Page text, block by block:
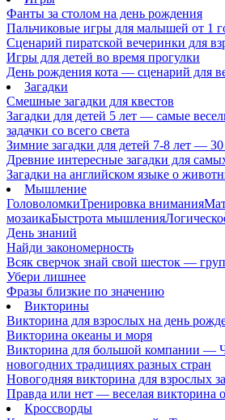
Фанты за столом на день рождения
Пальчиковые игры для малышей от 1
Сценарий пиратской вечеринки для
Игры для детей во время прогулки
День рождения кота — сценарий для
Загадки
Смешные загадки для квестов
Загадки для детей 5 лет — самые
задачки со всего света
Зимние загадки для детей 7-8 лет — 30
Древние интересные загадки для
Загадки на английском языке о
Мышление
ГоловоломкиТренировка внимания
мозаикаБыстрота мышления
День знаний
Найди закономерность
Всяк сверчок знай свой шесток —
Убери лишнее
Фразы близкие по значению
Викторины
Викторина для взрослых на день
Викторина океаны и моря
Викторина для большой компании —
новогодних традициях разных стран
Новогодняя викторина для взрослых
Правда или нет — веселая викторина
Кроссворды